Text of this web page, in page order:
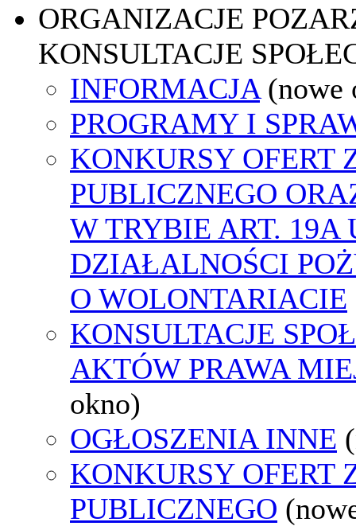
ORGANIZACJE
KONSULTACJE
INFORMACJA (nowe
PROGRAMY I
KONKURSY OFERT
PUBLICZNEGO
W TRYBIE ART. 19A
DZIAŁALNOŚCI
O WOLONTARIACIE
KONSULTACJE
AKTÓW PRAWA
okno)
OGŁOSZENIA INNE
KONKURSY OFERT
PUBLICZNEGO